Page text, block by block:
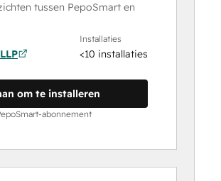
tussen PepoSmart en
Installaties
<10 installaties
om te installeren
abonnement